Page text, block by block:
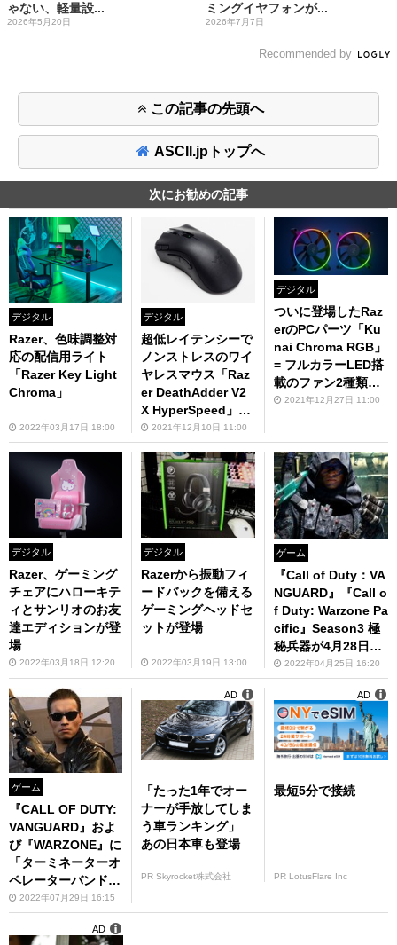
ゃない、軽量設...
2026年5月20日
ミングイヤフォンが...
2026年7月7日
Recommended by
この記事の先頭へ
ASCII.jpトップへ
次にお勧めの記事
デジタル
Razer、色味調整対
応の配信用ライト
「Razer Key Light
Chroma」
2022年03月17日 18:00
デジタル
超低レイテンシーで
ノンストレスのワイ
ヤレスマウス「Raz
er DeathAdder V2
X HyperSpeed」実
機レビュー
2021年12月10日 11:00
デジタル
ついに登場したRaz
erのPCパーツ「Ku
nai Chroma RGB」
= フルカラーLED搭
載のファン2種類と
コントローラーを試
2021年12月27日 11:00
デジタル
Razer、ゲーミング
チェアにハローキテ
ィとサンリオのお友
達エディションが登
場
2022年03月18日 12:20
デジタル
Razerから振動フィ
ードバックを備える
ゲーミングヘッドセ
ットが登場
2022年03月19日 13:00
ゲーム
『Call of Duty：VA
NGUARD』『Call o
f Duty: Warzone Pa
cific』Season3 極
秘兵器が4月28日よ
りスタート！
2022年04月25日 16:20
ゲーム
『CALL OF DUTY:
VANGUARD』およ
び『WARZONE』に
「ターミネーターオ
ペレーターバンド
ル」が登場！
2022年07月29日 16:15
「たった1年でオー
ナーが手放してしま
う車ランキング」
あの日本車も登場
PR Skyrocket株式会社
AD
最短5分で接続
PR LotusFlare Inc
AD
AD